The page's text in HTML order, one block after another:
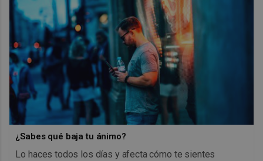
¿Sabes qué baja tu ánimo?
Lo haces todos los días y afecta cómo te sientes